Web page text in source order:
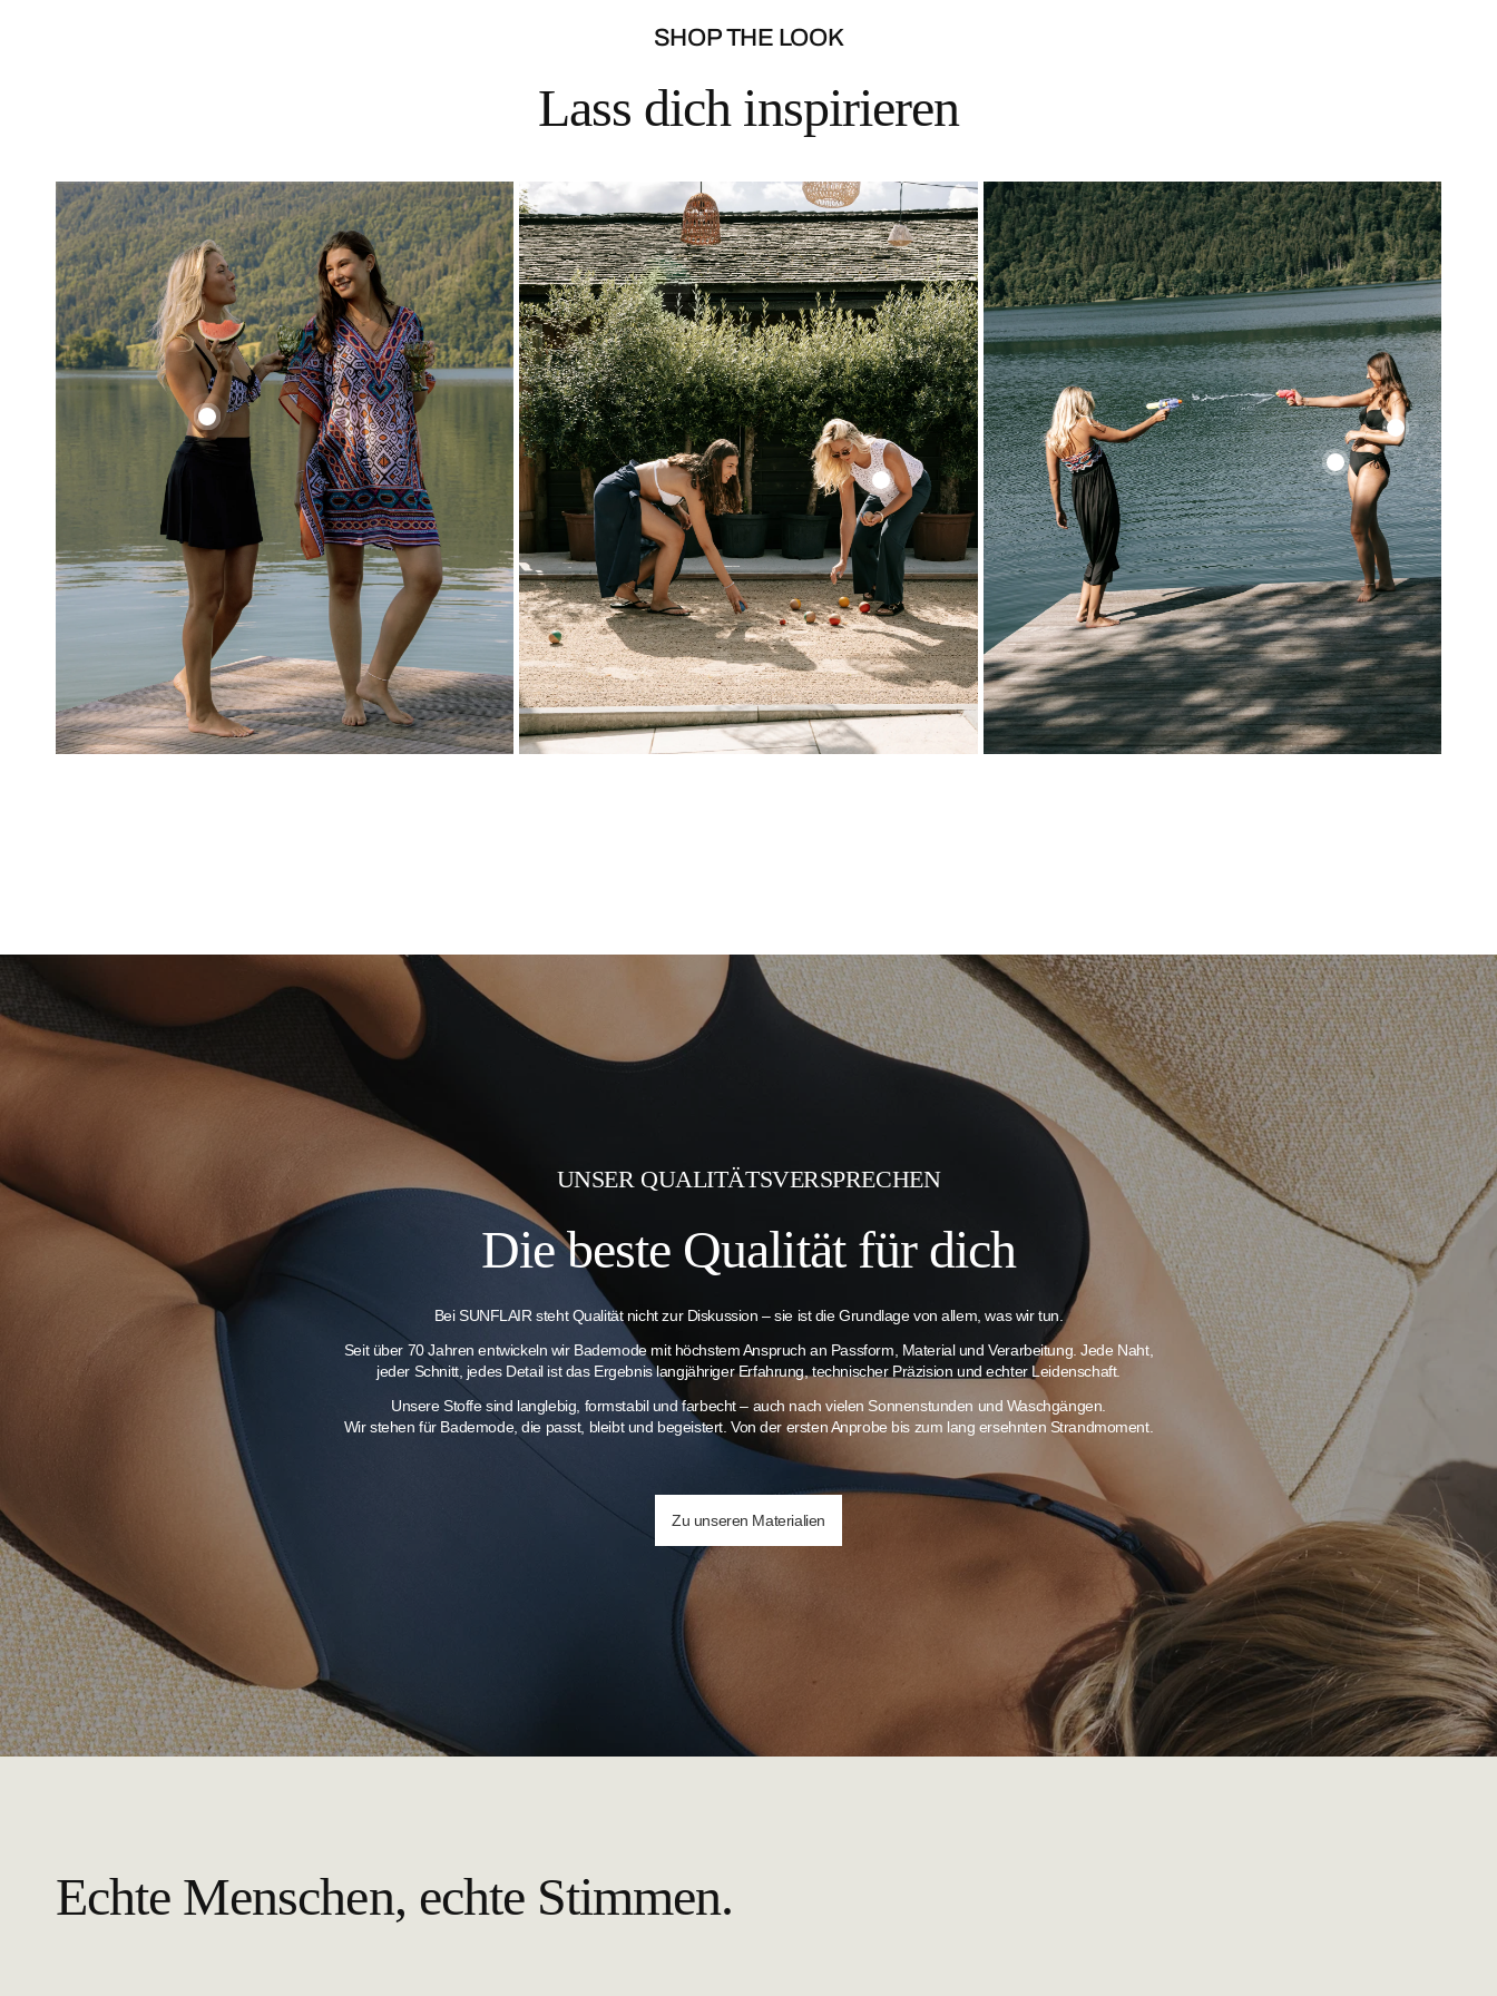
SHOP THE LOOK
Lass dich inspirieren
Ethno
Set
Solid
Lace
Top
Color
Up
Top
Color
Up
Top
UNSER QUALITÄTSVERSPRECHEN
Die beste Qualität für dich
Bei SUNFLAIR steht Qualität nicht zur Diskussion – sie ist die Grundlage von allem, was wir tun.
Seit über 70 Jahren entwickeln wir Bademode mit höchstem Anspruch an Passform, Material und Verarbeitung. Jede Naht,
jeder Schnitt, jedes Detail ist das Ergebnis langjähriger Erfahrung, technischer Präzision und echter Leidenschaft.
Unsere Stoffe sind langlebig, formstabil und farbecht – auch nach vielen Sonnenstunden und Waschgängen.
Wir stehen für Bademode, die passt, bleibt und begeistert. Von der ersten Anprobe bis zum lang ersehnten Strandmoment.
Zu unseren Materialien
Echte Menschen, echte Stimmen.